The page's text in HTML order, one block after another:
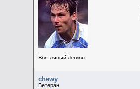
Восточный Легион
chewy
Ветеран